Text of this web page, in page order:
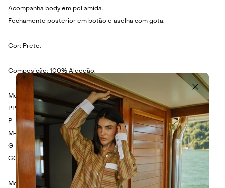
Acompanha body em poliamida.
Fechamento posterior em botão e aselha com gota.
Cor: Preto.
Composição: 100% Algodão.
Medidas:
PP- Busto: 80cm - Cintura: 80cm - Comprimento: 50cm.
P- Busto: 84cm - Cintura: 84cm - Comprimento: 52cm.
M- Busto: 88cm - Cintura: 88cm - Comprimento: 54cm.
G- Busto: 92cm - Cintura: 92cm - Comprimento: 56cm.
GG- Busto: 96cm - Cintura: 96cm - Comprimento: 58cm.
Modelo veste tamanho P.